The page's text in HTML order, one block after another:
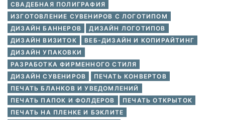
СВАДЕБНАЯ ПОЛИГРАФИЯ
ИЗГОТОВЛЕНИЕ СУВЕНИРОВ С ЛОГОТИПОМ
ДИЗАЙН БАННЕРОВ
ДИЗАЙН ЛОГОТИПОВ
ДИЗАЙН ВИЗИТОК
ВЕБ-ДИЗАЙН И КОПИРАЙТИНГ
ДИЗАЙН УПАКОВКИ
РАЗРАБОТКА ФИРМЕННОГО СТИЛЯ
ДИЗАЙН СУВЕНИРОВ
ПЕЧАТЬ КОНВЕРТОВ
ПЕЧАТЬ БЛАНКОВ И УВЕДОМЛЕНИЙ
ПЕЧАТЬ ПАПОК И ФОЛДЕРОВ
ПЕЧАТЬ ОТКРЫТОК
ПЕЧАТЬ НА ПЛЕНКЕ И БЭКЛИТЕ